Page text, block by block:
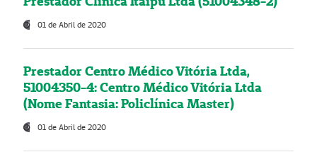
01 de Abril de 2020
Prestador Centro Médico Vitória Ltda,
51004350-4: Centro Médico Vitória Ltda
(Nome Fantasia: Policlínica Master)
01 de Abril de 2020